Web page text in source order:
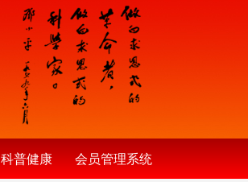
科普健康 会员管理系统